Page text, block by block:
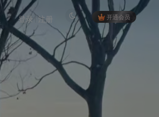
开通会员
登录 注册